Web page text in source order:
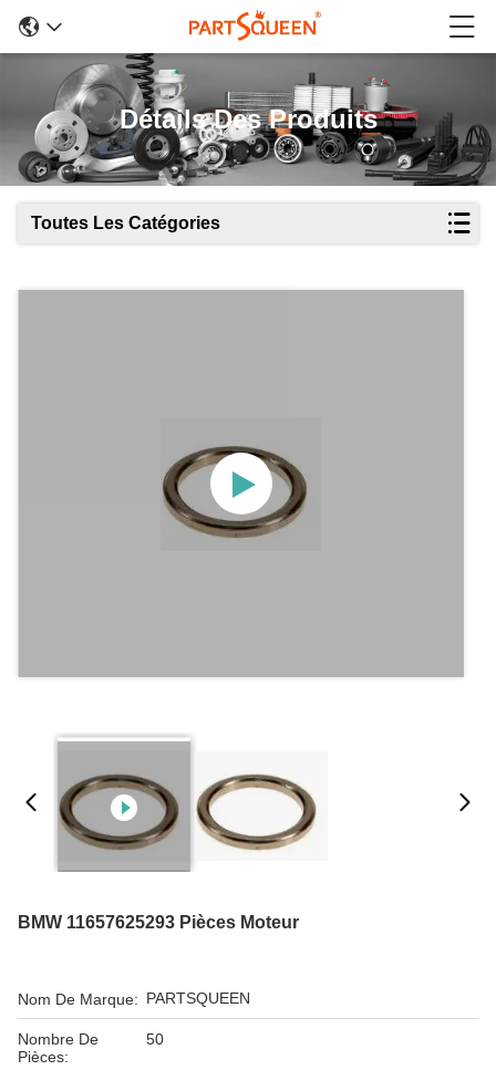
Détails Des Produits
Toutes Les Catégories
BMW 11657625293 Pièces Moteur
Nom De Marque: PARTSQUEEN
Nombre De
Pièces:
50